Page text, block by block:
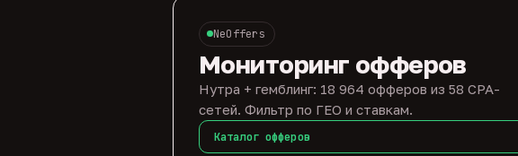
NeOffers
Мониторинг офферов
Нутра + гемблинг: 18 964 офферов из 58 CPA-
сетей. Фильтр по ГЕО и ставкам.
Каталог офферов